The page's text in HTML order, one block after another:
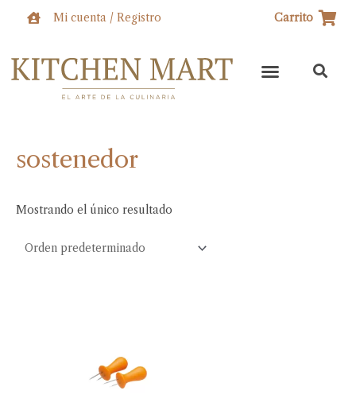
Mi cuenta / Registro Carrito
sostenedor
Mostrando el único resultado